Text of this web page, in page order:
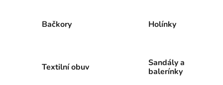
Bačkory Holínky
Textilní obuv
Sandály a
balerínky